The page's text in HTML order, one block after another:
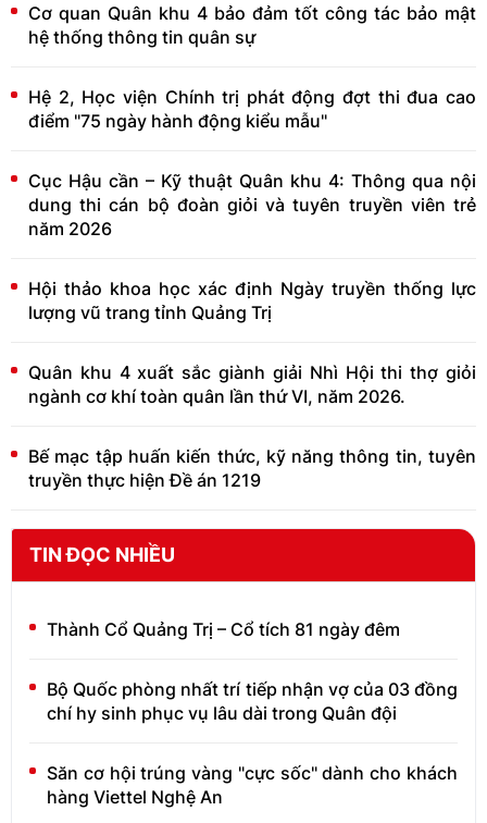
Cơ quan Quân khu 4 bảo đảm tốt công tác bảo mật
hệ thống thông tin quân sự
Hệ 2, Học viện Chính trị phát động đợt thi đua cao
điểm "75 ngày hành động kiểu mẫu"
Cục Hậu cần – Kỹ thuật Quân khu 4: Thông qua nội
dung thi cán bộ đoàn giỏi và tuyên truyền viên trẻ
năm 2026
Hội thảo khoa học xác định Ngày truyền thống lực
lượng vũ trang tỉnh Quảng Trị
Quân khu 4 xuất sắc giành giải Nhì Hội thi thợ giỏi
ngành cơ khí toàn quân lần thứ VI, năm 2026.
Bế mạc tập huấn kiến thức, kỹ năng thông tin, tuyên
truyền thực hiện Đề án 1219
TIN ĐỌC NHIỀU
Thành Cổ Quảng Trị – Cổ tích 81 ngày đêm
Bộ Quốc phòng nhất trí tiếp nhận vợ của 03 đồng
chí hy sinh phục vụ lâu dài trong Quân đội
Săn cơ hội trúng vàng "cực sốc" dành cho khách
hàng Viettel Nghệ An